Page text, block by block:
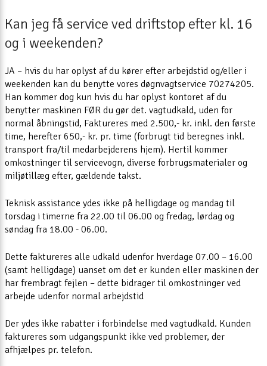
Kan jeg få service ved driftstop efter kl. 16
og i weekenden?
JA – hvis du har oplyst af du kører efter arbejdstid og/eller i
weekenden kan du benytte vores døgnvagtservice 70274205.
Han kommer dog kun hvis du har oplyst kontoret af du
benytter maskinen FØR du gør det. vagtudkald, uden for
normal åbningstid, Faktureres med 2.500,- kr. inkl. den første
time, herefter 650,- kr. pr. time (forbrugt tid beregnes inkl.
transport fra/til medarbejderens hjem). Hertil kommer
omkostninger til servicevogn, diverse forbrugsmaterialer og
miljøtillæg efter, gældende takst.
Teknisk assistance ydes ikke på helligdage og mandag til
torsdag i timerne fra 22.00 til 06.00 og fredag, lørdag og
søndag fra 18.00 - 06.00.
Dette faktureres alle udkald udenfor hverdage 07.00 – 16.00
(samt helligdage) uanset om det er kunden eller maskinen der
har frembragt fejlen – dette bidrager til omkostninger ved
arbejde udenfor normal arbejdstid
Der ydes ikke rabatter i forbindelse med vagtudkald. Kunden
faktureres som udgangspunkt ikke ved problemer, der
afhjælpes pr. telefon.